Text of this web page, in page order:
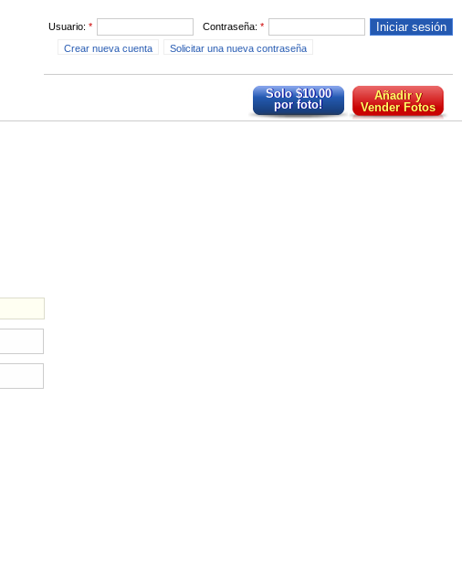
Usuario: * Contraseña: *
Crear nueva cuenta
Solicitar una nueva contraseña
Añadir y
Vender Fotos
Solo $10.00
por foto!